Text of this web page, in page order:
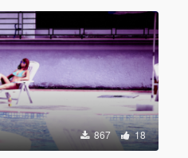
867 18